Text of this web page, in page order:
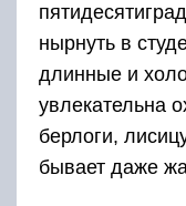
нырнуть в
длинные и
увлекательна
берлоги,
бывает даже